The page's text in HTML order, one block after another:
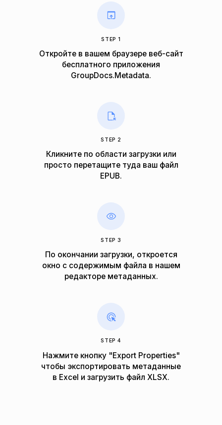
STEP 1
Откройте в вашем браузере веб-сайт
бесплатного приложения
GroupDocs.Metadata.
STEP 2
Кликните по области загрузки или
просто перетащите туда ваш файл
EPUB.
STEP 3
По окончании загрузки, откроется
окно c содержимым файла в нашем
редакторе метаданных.
STEP 4
Нажмите кнопку "Export Properties"
чтобы экспортировать метаданные
в Excel и загрузить файл XLSX.